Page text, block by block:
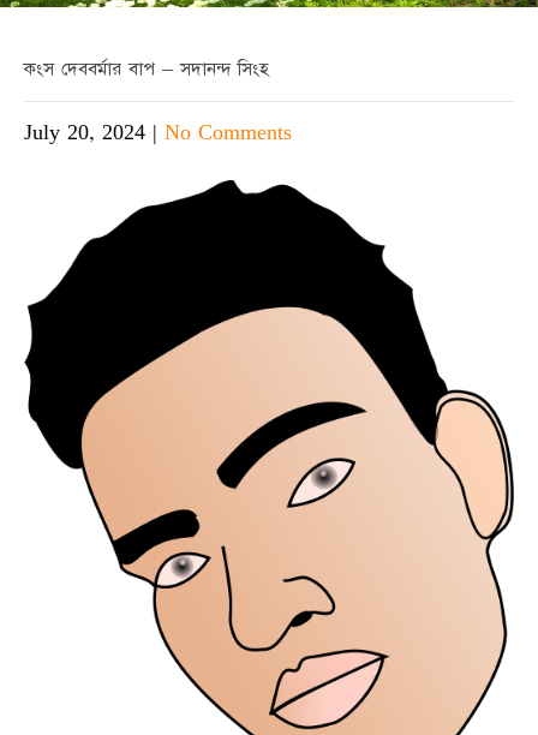
কংস দেববর্মার বাপ – সদানন্দ সিংহ
July 20, 2024 | No Comments